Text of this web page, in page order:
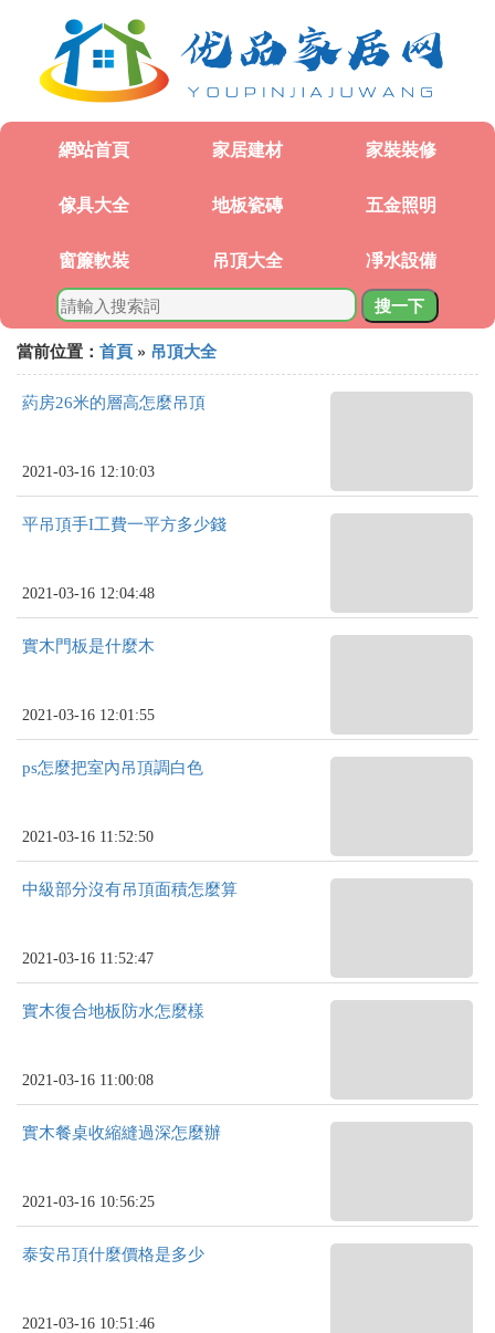
網站首頁 家居建材 家裝裝修
傢具大全 地板瓷磚 五金照明
窗簾軟裝 吊頂大全 凈水設備
搜一下
當前位置： 首頁 » 吊頂大全
葯房26米的層高怎麼吊頂
2021-03-16 12:10:03
平吊頂手I工費一平方多少錢
2021-03-16 12:04:48
實木門板是什麼木
2021-03-16 12:01:55
ps怎麼把室內吊頂調白色
2021-03-16 11:52:50
中級部分沒有吊頂面積怎麼算
2021-03-16 11:52:47
實木復合地板防水怎麼樣
2021-03-16 11:00:08
實木餐桌收縮縫過深怎麼辦
2021-03-16 10:56:25
泰安吊頂什麼價格是多少
2021-03-16 10:51:46